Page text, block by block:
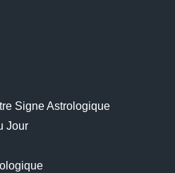
Signe Astrologique
Jour